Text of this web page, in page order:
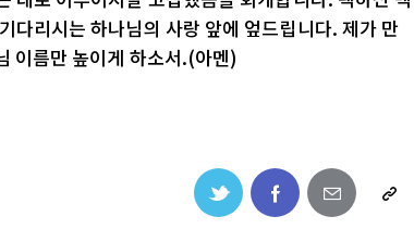
다리시는 하나님의 사랑 앞에 엎드립니다. 제가 만
이름만 높이게 하소서.(아멘)